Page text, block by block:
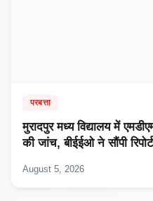
परबत्ता
मुरादपुर मध्य विद्यालय में
की जांच, बीईईओ ने सौंपी रिपोर्ट
August 5, 2026